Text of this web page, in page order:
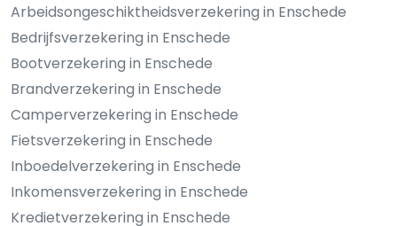
Arbeidsongeschiktheidsverzekering in Enschede
Bedrijfsverzekering in Enschede
Bootverzekering in Enschede
Brandverzekering in Enschede
Camperverzekering in Enschede
Fietsverzekering in Enschede
Inboedelverzekering in Enschede
Inkomensverzekering in Enschede
Kredietverzekering in Enschede